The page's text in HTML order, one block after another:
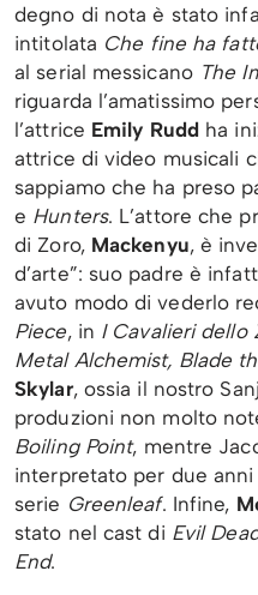
degno di nota è stato
intitolata Che fine ha
al serial messicano The
riguarda l’amatissimo
l’attrice Emily Rudd ha
attrice di video musicali
sappiamo che ha preso
e Hunters. L’attore che
di Zoro, Mackenyu, è
d’arte”: suo padre è
avuto modo di vederlo
Piece, in I Cavalieri dello
Metal Alchemist, Blade
Skylar, ossia il nostro
produzioni non molto
Boiling Point, mentre
interpretato per due
serie Greenleaf. Infine,
stato nel cast di Evil
End.